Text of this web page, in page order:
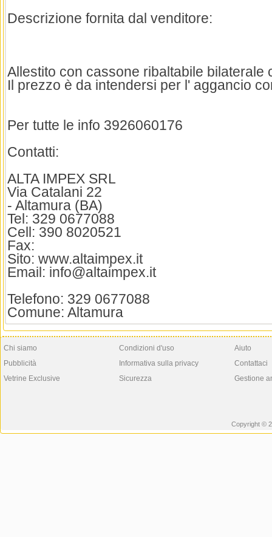
Descrizione fornita dal venditore:
Allestito con cassone ribaltabile bilaterale
Il prezzo è da intendersi per l' aggancio
Per tutte le info 3926060176
Contatti:
ALTA IMPEX SRL
Via Catalani 22
- Altamura (BA)
Tel: 329 0677088
Cell: 390 8020521
Fax:
Sito: www.altaimpex.it
Email: info@altaimpex.it
Telefono: 329 0677088
Comune: Altamura
Chi siamo
Pubblicità
Vetrine Exclusive
Condizioni d'uso
Informativa sulla privacy
Sicurezza
Aiuto
Contattaci
Gestione
Copyright ©